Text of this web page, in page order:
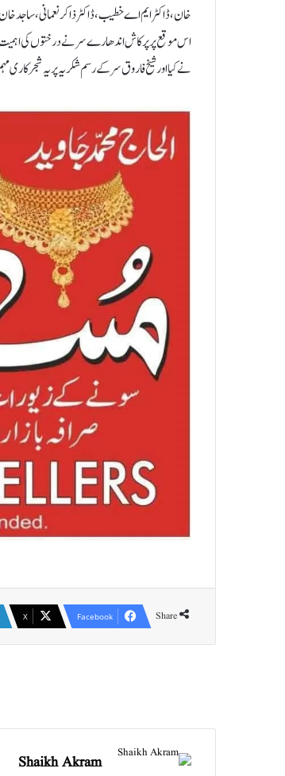
خان،ڈاکٹر ایم اے خطیب،ڈاکٹر ذاکر
اس موقع پر پرکاش اندھارے سر نےدرختوں کی اہمیت
نے کیااور شیخ فاروق سر کےرسم شکریہ پر یہ شجر کاری
Share
Facebook
X
Shaikh Akram